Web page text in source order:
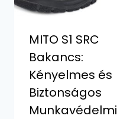
MITO S1 SRC
Bakancs:
Kényelmes és
Biztonságos
Munkavédelmi